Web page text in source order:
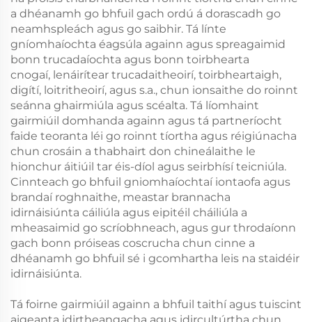
a dhéanamh go bhfuil gach ordú á dorascadh go
neamhspleách agus go saibhir. Tá línte
gníomhaíochta éagsúla againn agus spreagaimid
bonn trucadaíochta agus bonn toirbhearta
cnogaí, lenáirítear trucadaitheoirí, toirbheartaigh,
digítí, loitritheoirí, agus s.a., chun ionsaithe do roinnt
seánna ghairmiúla agus scéalta. Tá líomhaint
gairmiúil domhanda againn agus tá partneríocht
faide teoranta léi go roinnt tíortha agus réigiúnacha
chun crosáin a thabhairt don chineálaithe le
hionchur áitiúil tar éis-díol agus seirbhísí teicniúla.
Cinnteach go bhfuil gniomhaíochtaí iontaofa agus
brandaí roghnaithe, meastar brannacha
idirnáisiúnta cáiliúla agus eipitéil cháiliúla a
mheasaimid go scríobhneach, agus gur throdaíonn
gach bonn próiseas coscrucha chun cinne a
dhéanamh go bhfuil sé i gcomhartha leis na staidéir
idirnáisiúnta.
Tá foirne gairmiúil againn a bhfuil taithí agus tuiscint